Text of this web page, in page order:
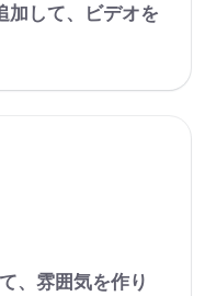
加して、ビデオを
、雰囲気を作り